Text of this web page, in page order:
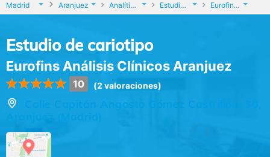
Madrid Aranjuez Analíticas y Genética Estudio de cariotipo Eurofins Análisis Clínicos Aranjuez
Estudio de cariotipo
Eurofins Análisis Clínicos Aranjuez
10 (2 valoraciones)
Calle Capitán Angosto Gómez Castrillón, 30,